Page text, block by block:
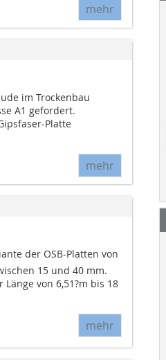
mehr
im Trockenbau
A1 gefordert.
Platte
mehr
der OSB-Platten von
15 und 40 mm.
von 6,51?m bis 18
mehr